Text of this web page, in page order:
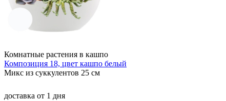
Комнатные растения в кашпо
Композиция 18, цвет кашпо белый
Микс из суккулентов 25 см
доставка от 1 дня